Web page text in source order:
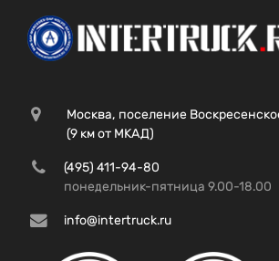
Москва, поселение
(9 км от МКАД)
(495) 411-94-80
понедельник-пятница 9.00-18.00
info@intertruck.ru